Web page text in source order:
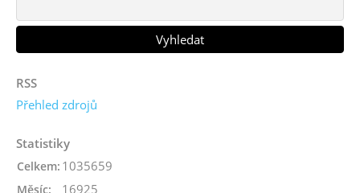
RSS
Přehled zdrojů
Statistiky
Celkem: 1035659
Měsíc: 16925